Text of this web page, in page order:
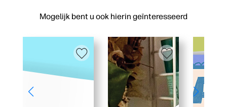
Mogelijk bent u ook hierin geïnteresseerd